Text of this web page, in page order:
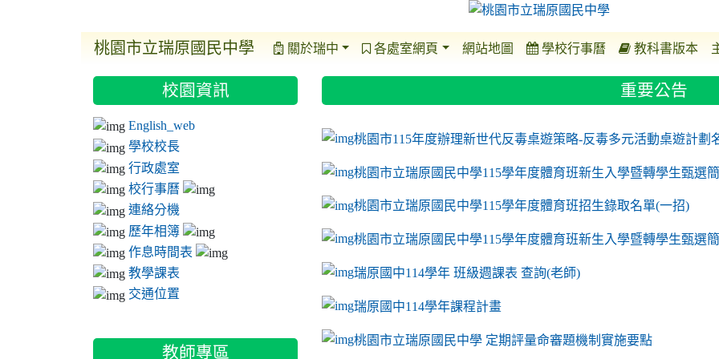
桃園市立瑞原國民中學 ::: 關於瑞中 各處室網頁 網站地圖 學校行事曆 教科書版本
重要公告
link to https://sites.google.com/a/m2.ryjh.tyc.edu.tw/ryjh011/
桃園市115年度辦理新世代反毒桌遊策略-反毒多元活動桌遊計劃
桃園市立瑞原國民中學115學年度體育班新生入學暨轉學生甄選
桃園市立瑞原國民中學115學年度體育班招生錄取名單(一招)
桃園市立瑞原國民中學115學年度體育班新生入學暨轉學生甄選
瑞原國中114學年 班級週課表 查詢(老師)
瑞原國中114學年課程計畫
link to https://sites.google.com/a/m2.ryjh.tyc.edu.tw/ryjh011/
桃園市立瑞原國民中學 定期評量命審題機制實施要點
::: 校園資訊
English_web
學校校長
行政處室
校行事曆
連絡分機
歷年相簿
作息時間表
教學課表
交通位置
教師專區